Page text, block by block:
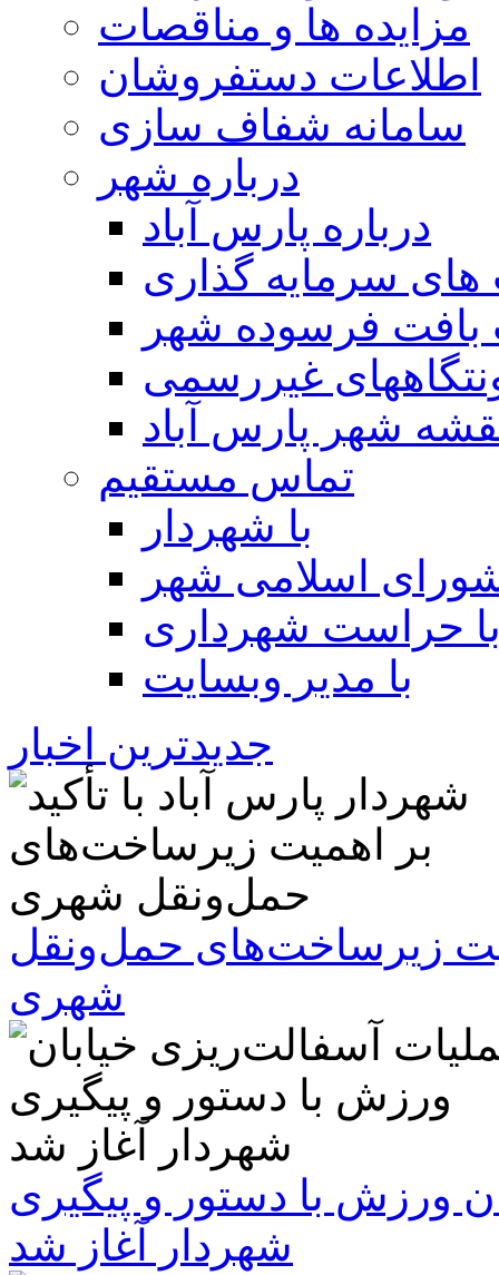
مزایده ها و مناقصات
اطلاعات دستفروشان
سامانه شفاف سازی
درباره شهر
درباره پارس آباد
سرمایه گذاری
بافت فرسوده شهر
غیررسمی
شهر پارس آباد
تماس مستقیم
با شهردار
اسلامی شهر
حراست شهرداری
با مدیر وبسایت
جدیدترین اخبار
زیرساخت‌های حمل‌ونقل
شهری
ورزش با دستور و پیگیری
شهردار آغاز شد